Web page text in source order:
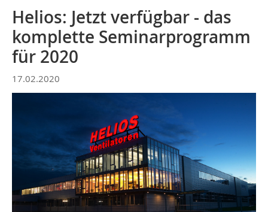
Helios: Jetzt verfügbar - das
komplette Seminarprogramm
für 2020
17.02.2020